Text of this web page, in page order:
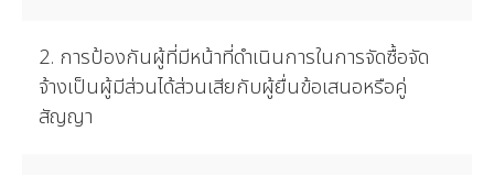
2. การป้องกันผู้ที่มีหน้าที่ดำเนินการในการจัดซื้อจัด
จ้างเป็นผู้มีส่วนได้ส่วนเสียกับผู้ยื่นข้อเสนอหรือคู่
สัญญา